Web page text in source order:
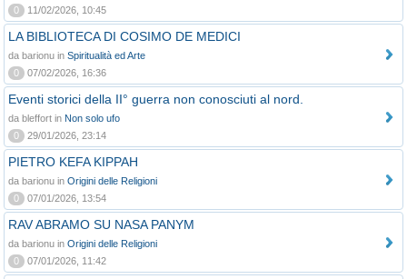
0
11/02/2026, 10:45
LA BIBLIOTECA DI COSIMO DE MEDICI
da barionu in Spiritualità ed Arte
0
07/02/2026, 16:36
Eventi storici della II° guerra non conosciuti al nord.
da bleffort in Non solo ufo
0
29/01/2026, 23:14
PIETRO KEFA KIPPAH
da barionu in Origini delle Religioni
0
07/01/2026, 13:54
RAV ABRAMO SU NASA PANYM
da barionu in Origini delle Religioni
0
07/01/2026, 11:42